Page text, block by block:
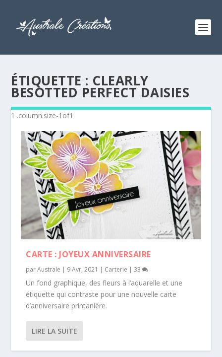
ÉTIQUETTE : CLEARLY
BESOTTED PERFECT DAISIES
CARTE : JOYEUX ANNIVERSAIRE
parAustrale | 9 Avr, 2021 | Carterie |33
Un fond graphique, des fleurs à l’aquarelle et une
étiquette qui contraste pour une nouvelle carte
d’anniversaire printanière.
LIRE LA SUITE